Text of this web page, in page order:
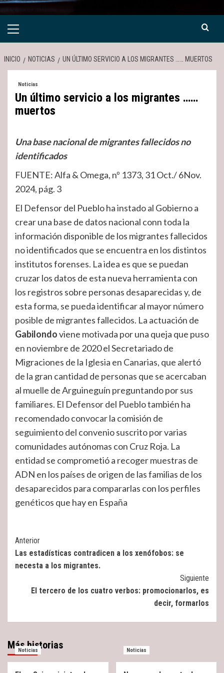
Menú
INICIO NOTICIAS UN ÚLTIMO SERVICIO A LOS MIGRANTES …… MUERTOS
Noticias
Un último servicio a los migrantes ……
muertos
Una base nacional de migrantes fallecidos no
identificados
FUENTE: Alfa & Omega, nº 1373, 31 Oct./ 6Nov.
2024, pág. 3
El Defensor del Pueblo ha instado al Gobierno a
crear una base de datos nacional conn toda la
información disponible de los migrantes fallecidos
no identificados que se encuentra en los distintos
institutos forenses. La idea es que se puedan
cruzar los datos de esta nueva herramienta con
los registros sobre personas desaparecidas y, de
esta forma, se pueda identificar al mayor número
posible de migrantes fallecidos. La actuación de
Gabilondoviene motivada por una queja que puso
en noviembre de 2020 el Secretariado de
Migraciones de la Iglesia en Canarias, que alertó
de la gran cantidad de personas que se acercaban
al muelle de Arguineguín preguntando por sus
familiares. El Defensor del Pueblo también ha
recomendado convocar la comisión de
seguimiento del convenio suscrito por varias
comunidades autónomas con Cruz Roja. La
entidad se comprometió a recoger muestras de
ADN en los países de origen de las familias de los
desaparecidos para compararlas con los perfiles
genéticos que hay en España
Post
Navigation
Anterior
Las estadísticas contradicen a los xenófobos: se
necesta a los migrantes.
Siguiente
El tercero de los cuatro verbos: promocionarlos, es
decir, formarlos
Más historias
Noticias Noticias